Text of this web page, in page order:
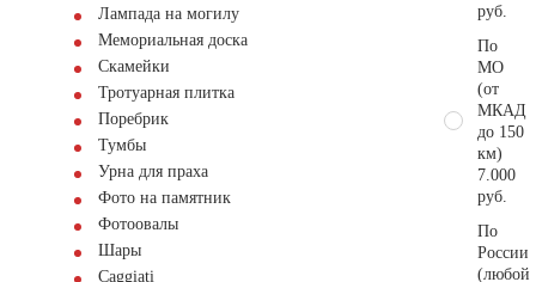
Лампада на могилу
Мемориальная доска
Скамейки
Тротуарная плитка
Поребрик
Тумбы
Урна для праха
Фото на памятник
Фотоовалы
Шары
Сaggiati
руб.
По
МО
(от
МКАД
до 150
км)
7.000
руб.
По
России
(любой